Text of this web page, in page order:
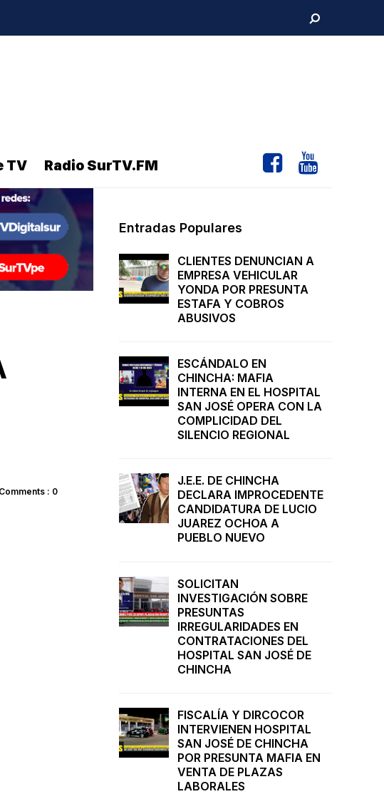
TV Radio SurTV.FM
Comments : 0
Entradas Populares
CLIENTES DENUNCIAN A
EMPRESA VEHICULAR
YONDA POR PRESUNTA
ESTAFA Y COBROS
ABUSIVOS
ESCÁNDALO EN
CHINCHA: MAFIA
INTERNA EN EL HOSPITAL
SAN JOSÉ OPERA CON LA
COMPLICIDAD DEL
SILENCIO REGIONAL
J.E.E. DE CHINCHA
DECLARA IMPROCEDENTE
CANDIDATURA DE LUCIO
JUAREZ OCHOA A
PUEBLO NUEVO
SOLICITAN
INVESTIGACIÓN SOBRE
PRESUNTAS
IRREGULARIDADES EN
CONTRATACIONES DEL
HOSPITAL SAN JOSÉ DE
CHINCHA
FISCALÍA Y DIRCOCOR
INTERVIENEN HOSPITAL
SAN JOSÉ DE CHINCHA
POR PRESUNTA MAFIA EN
VENTA DE PLAZAS
LABORALES